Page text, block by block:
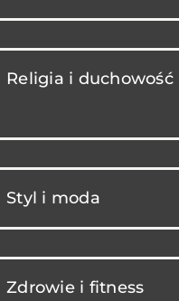
Religia i duchowość
Styl i moda
Zdrowie i fitness